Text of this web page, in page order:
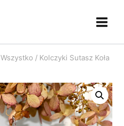
Wszystko / Kolczyki Sutasz Koła